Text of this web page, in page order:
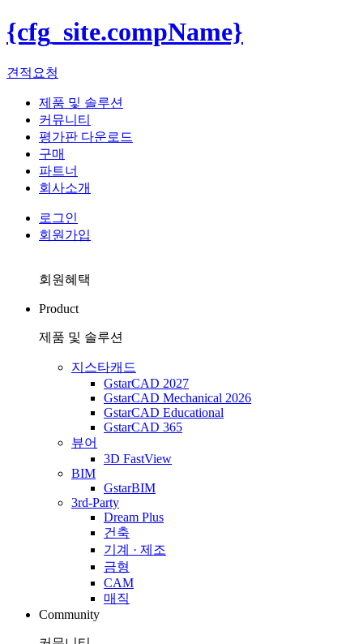
{cfg_site.compName}
견적요청
제품 및 솔루션
커뮤니티
평가판 다운로드
구매
파트너
회사소개
로그인
회원가입
회원혜택
Product
제품 및 솔루션
지스타캐드
GstarCAD 2027
GstarCAD Mechanical 2026
GstarCAD Educational
GstarCAD 365
뷰어
3D FastView
BIM
GstarBIM
3rd-Party
Dream Plus
건축
기계 · 제조
금형
CAM
매직
Community